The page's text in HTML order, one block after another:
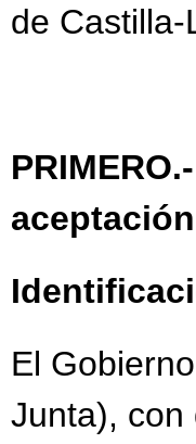
de Castilla-
aceptación
El
Junta), con